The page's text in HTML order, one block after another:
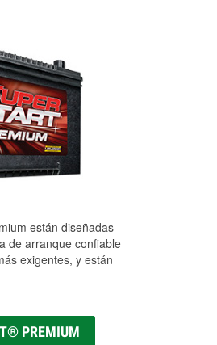
están diseñadas
de arranque confiable
exigentes, y están
PREMIUM